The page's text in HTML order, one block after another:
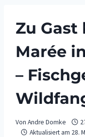
Zu Gast
Marée
–
Von Andre Domke
Aktualisiert am 28.